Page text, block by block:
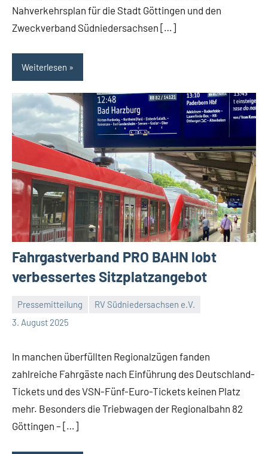
Nahverkehrsplan für die Stadt Göttingen und den
Zweckverband Südniedersachsen […]
Weiterlesen
Fahrgastverband PRO BAHN lobt
verbessertes Sitzplatzangebot
Pressemitteilung
RV Südniedersachsen e.V.
3. August 2025
RV
e.V.
2
In manchen überfüllten Regionalzügen fanden
zahlreiche Fahrgäste nach Einführung des Deutschland-
Tickets und des VSN-Fünf-Euro-Tickets keinen Platz
mehr. Besonders die Triebwagen der Regionalbahn 82
Göttingen – […]